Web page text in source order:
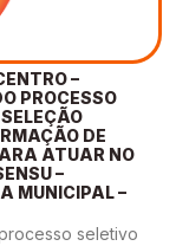
–
PROCESSO
DE
ATUAR NO
–
MUNICIPAL –
processo seletivo